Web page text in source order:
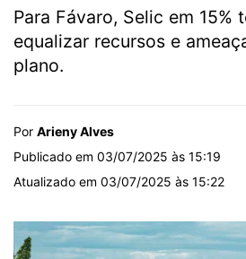
Para Fávaro, Selic em 15%
equalizar recursos e
plano.
Por Arieny Alves
Publicado em 03/07/2025 às 15:19
Atualizado em 03/07/2025 às 15:22